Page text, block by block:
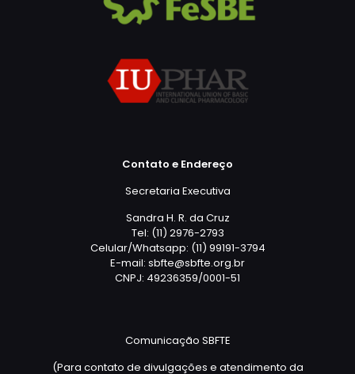
Contato e Endereço
Secretaria Executiva
Sandra H. R. da Cruz
Tel: (11) 2976-2793
Celular/Whatsapp: (11) 99191-3794
E-mail: sbfte@sbfte.org.br
CNPJ: 49236359/0001-51
Comunicação SBFTE
(Para contato de divulgações e atendimento da